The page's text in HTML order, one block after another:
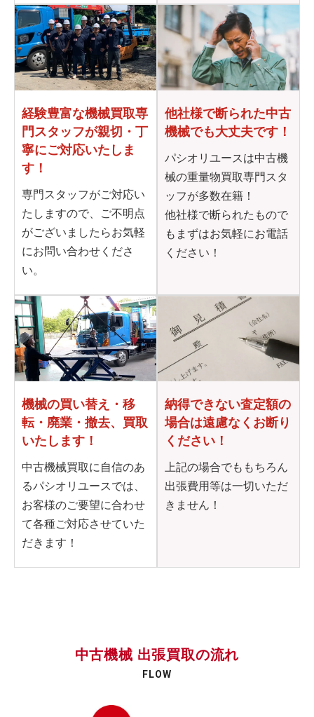
経験豊富な機械買取専
門 スタッフが親切・丁
寧にご対応いたしま
す！
専門スタッフがご対応い
たしますので、ご不明点
がございましたらお気軽
にお問い合わせくださ
い。
他社様で断られた中古
機械でも大丈夫です！
パシオリユースは中古機
械の重量物買取専門スタ
ッフが多数在籍！
他社様で断られたもので
もまずはお気軽にお電話
ください！
機械の買い替え・移
転・ 廃業・撤去、買取
いたします！
中古機械買取に自信のあ
るパシオリユースでは、
お客様のご要望に合わせ
て各種ご対応させていた
だきます！
納得できない査定額の
場合は遠慮なくお断り
ください！
上記の場合でももちろん
出張費用等は一切いただ
きません！
中古機械 出張買取の流れ
FLOW